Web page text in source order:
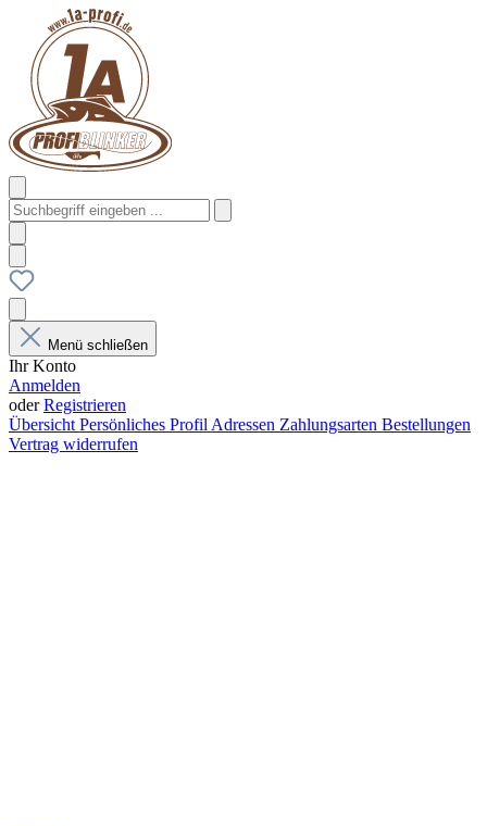
Menü schließen
Ihr Konto
Anmelden
oderRegistrieren
Übersicht Persönliches Profil Adressen Zahlungsarten Bestellungen
Vertrag widerrufen